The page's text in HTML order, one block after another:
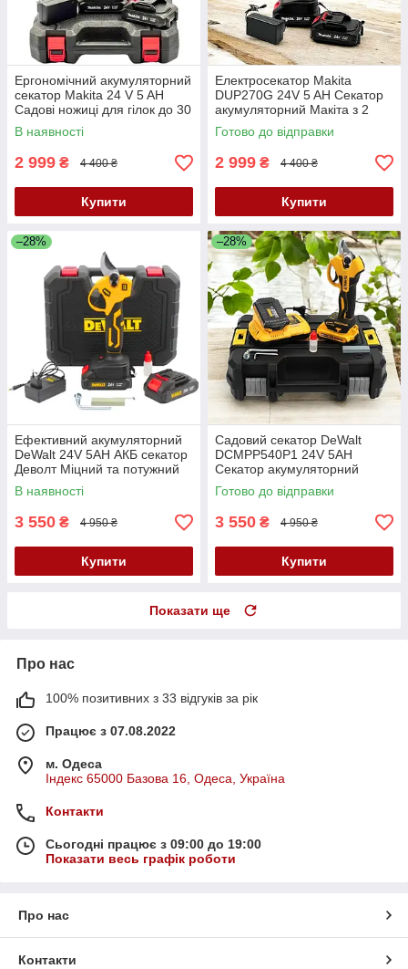
Ергономічний акумуляторний
секатор Makita 24 V 5 AH
Садові ножиці для гілок до 30
мм Компактний секатор
В наявності
2 999 ₴ 4 400 ₴
Купити
Електросекатор Makita
DUP270G 24V 5 AH Секатор
акумуляторний Макіта з 2
АКБ Якісний садовий секатор
Готово до відправки
2 999 ₴ 4 400 ₴
Купити
–28%
Ефективний акумуляторний
DeWalt 24V 5AH АКБ секатор
Деволт Міцний та потужний
секатор для гілок та кущів
В наявності
3 550 ₴ 4 950 ₴
Купити
–28%
Садовий секатор DeWalt
DCMPP540P1 24V 5AH
Секатор акумуляторний
Деволт Електросекатор
садовий
Готово до відправки
3 550 ₴ 4 950 ₴
Купити
Показати ще
Про нас
100% позитивних з 33 відгуків за рік
Працює з 07.08.2022
м. Одеса
Індекс 65000 Базова 16, Одеса, Україна
Контакти
Сьогодні працює з 09:00 до 19:00
Показати весь графік роботи
Про нас
Контакти